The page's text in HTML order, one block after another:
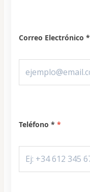
Correo Electrónico *
Teléfono *